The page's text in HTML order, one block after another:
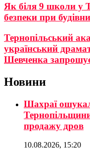
Як біля 9 школи у
безпеки при
Тернопільський
український
Шевченка
Новини
Шахраї
продажу дров
10.08.2026, 15:20